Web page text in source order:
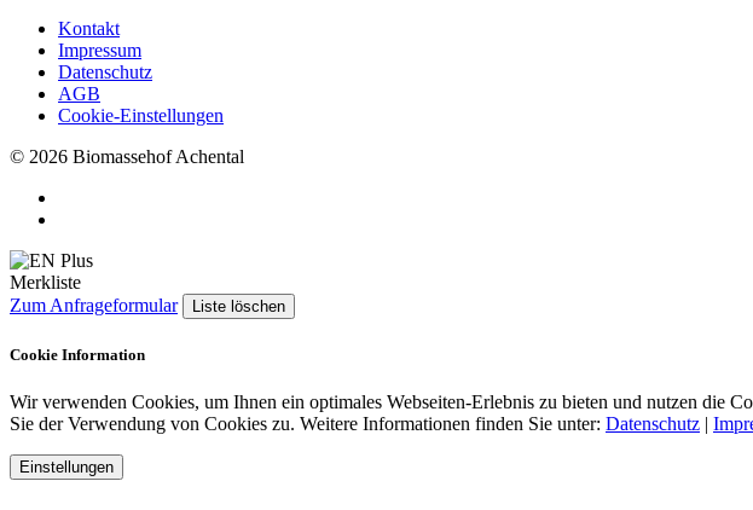
Kontakt
Impressum
Datenschutz
AGB
Cookie-Einstellungen
© 2026 Biomassehof Achental
Merkliste
Zum Anfrageformular
Liste löschen
Cookie Information
Wir verwenden Cookies, um Ihnen ein optimales Webseiten-Erlebnis zu bieten und nutzen die
Sie der Verwendung von Cookies zu. Weitere Informationen finden Sie unter: Datenschutz
Einstellungen